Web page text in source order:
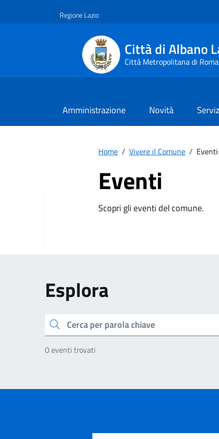
Regione Lazio
Città di Albano
Città Metropolitana di
Amministrazione Novità
Home / Vivere il Comune / Eventi
Eventi
Scopri gli eventi del comune.
Esplora
Cerca
0 eventi trovati